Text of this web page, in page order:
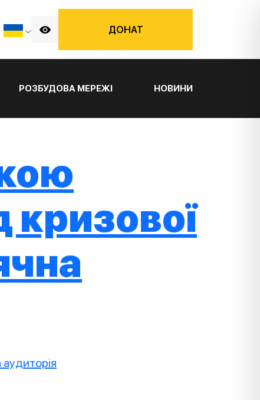
ДОНАТ
РОЗБУДОВА МЕРЕЖІ НОВИНИ
кризової